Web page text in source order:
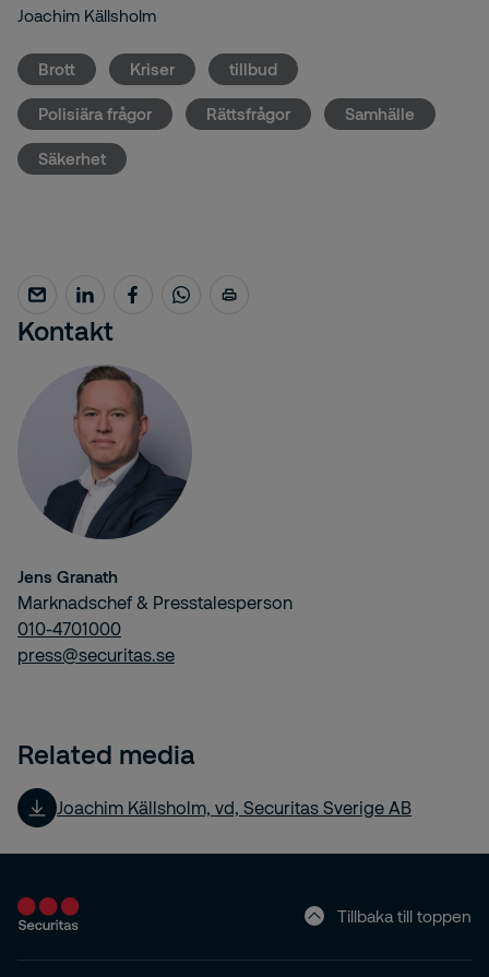
Kontakt
Jens Granath
Marknadschef & Presstalesperson
010-4701000
press@securitas.se
Related media
Joachim Källsholm, vd, Securitas Sverige AB
Joachim Källsholm
Brott Kriser tillbud
Polisiära frågor Rättsfrågor Samhälle
Säkerhet
Tillbaka till toppen